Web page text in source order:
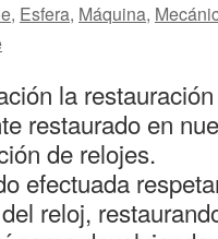
, Esfera, Máquina,
la
restaurado en
de relojes.
efectuada
reloj,